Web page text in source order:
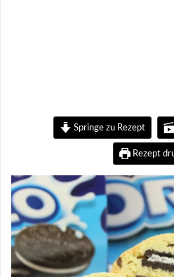
Springe zu Rezept
Rezept